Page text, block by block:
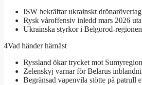
ISW bekräftar ukrainskt
Rysk våroffensiv inledd mars 2026
Ukrainska styrkor i Belgorod-regionen
4Vad händer härnäst
Ryssland ökar trycket mot
Zelenskyj varnar för Belarus
Begränsad vapenvila stötte på patrull